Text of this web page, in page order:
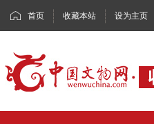
首页 收藏本站 设为主页